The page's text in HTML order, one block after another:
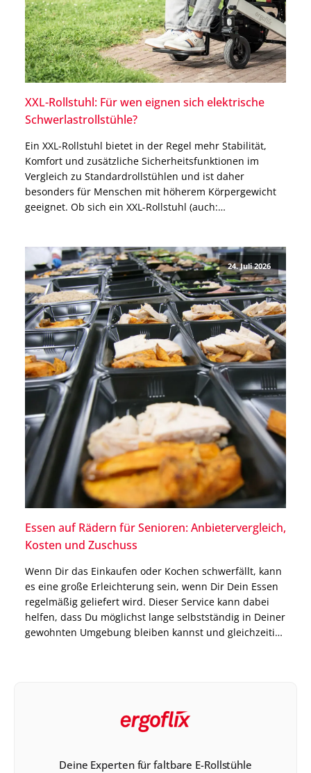
XXL-Rollstuhl: Für wen eignen sich elektrische
Schwerlastrollstühle?
Ein XXL-Rollstuhl bietet in der Regel mehr Stabilität,
Komfort und zusätzliche Sicherheitsfunktionen im
Vergleich zu Standardrollstühlen und ist daher
besonders für Menschen mit höherem Körpergewicht
geeignet. Ob sich ein XXL-Rollstuhl (auch:
große Menschen oder Menschen mit einem allgemein
breiten Körperbau […]
24. Juli 2026
Essen auf Rädern für Senioren: Anbietervergleich,
Kosten und Zuschuss
Wenn Dir das Einkaufen oder Kochen schwerfällt, kann
es eine große Erleichterung sein, wenn Dir Dein Essen
regelmäßig geliefert wird. Dieser Service kann dabei
helfen, dass Du möglichst lange selbstständig in Deiner
gewohnten Umgebung bleiben kannst und gleichzeitig
Deine Experten für faltbare E-Rollstühle